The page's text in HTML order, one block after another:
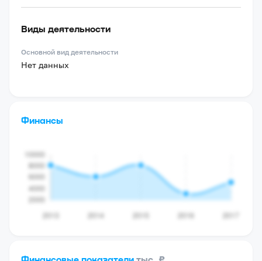
Виды деятельности
Основной вид деятельности
Нет данных
Финансы